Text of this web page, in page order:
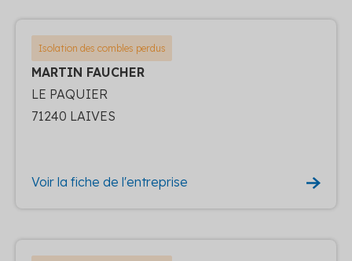
Isolation des combles perdus
MARTIN FAUCHER
LE PAQUIER
71240 LAIVES
Voir la fiche de l'entreprise